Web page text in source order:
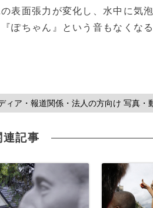
表面張力が変化し、水中に気
ぽちゃん』という音もなくな
ィア・報道関係・法人の方向け 写真・
連記事